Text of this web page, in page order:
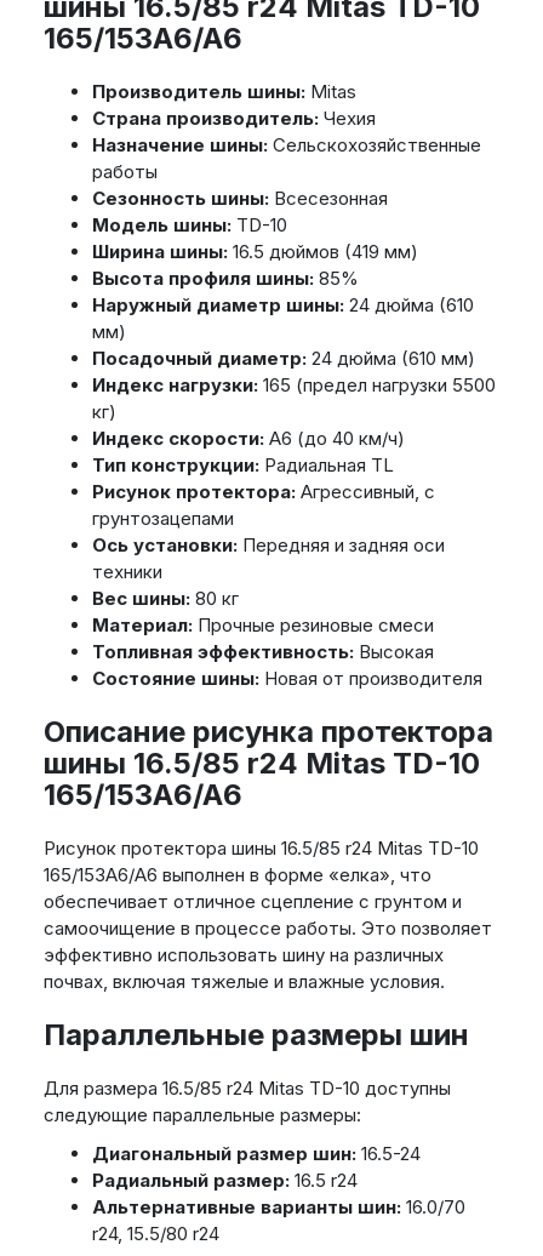
165/153A6/A6
Производитель шины:Mitas
Страна производитель:Чехия
Назначение шины:Сельскохозяйственные
работы
Сезонность шины:Всесезонная
Модель шины:TD-10
Ширина шины:16.5 дюймов (419 мм)
Высота профиля шины:85%
Наружный диаметр шины:24 дюйма (610
мм)
Посадочный диаметр:24 дюйма (610 мм)
Индекс нагрузки:165 (предел нагрузки 5500
кг)
Индекс скорости:A6 (до 40 км/ч)
Тип конструкции:Радиальная TL
Рисунок протектора:Агрессивный, с
грунтозацепами
Ось установки:Передняя и задняя оси
техники
Вес шины:80 кг
Материал:Прочные резиновые смеси
Топливная эффективность:Высокая
Состояние шины:Новая от производителя
Описание рисунка протектора
шины 16.5/85 r24 Mitas TD-10
165/153A6/A6
Рисунок протектора шины 16.5/85 r24 Mitas TD-10
165/153A6/A6 выполнен в форме «елка», что
обеспечивает отличное сцепление с грунтом и
самоочищение в процессе работы. Это позволяет
эффективно использовать шину на различных
почвах, включая тяжелые и влажные условия.
Параллельные размеры шин
Для размера 16.5/85 r24 Mitas TD-10 доступны
следующие параллельные размеры:
Диагональный размер шин:16.5-24
Радиальный размер:16.5 r24
Альтернативные варианты шин:16.0/70
r24, 15.5/80 r24